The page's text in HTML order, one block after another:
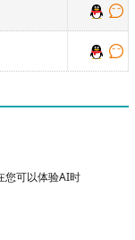
您可以体验AI时